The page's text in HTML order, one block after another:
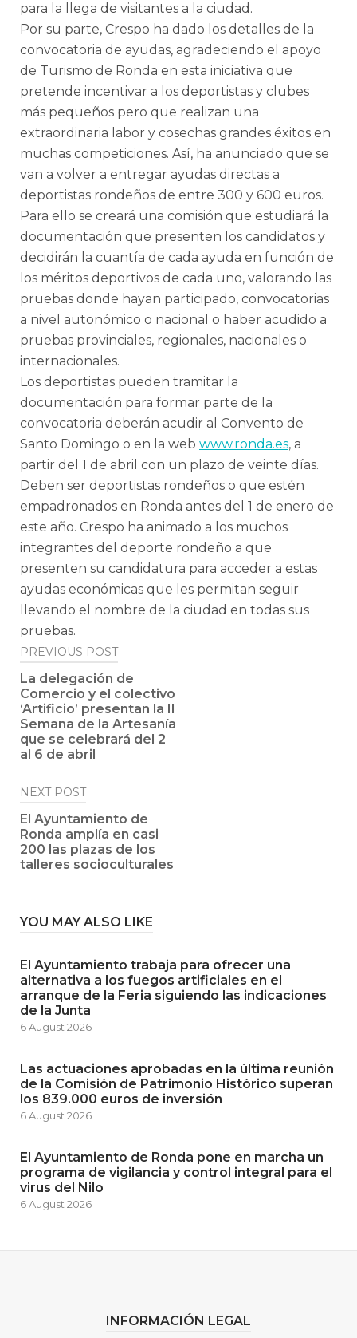
para la llega de visitantes a la ciudad.
Por su parte, Crespo ha dado los detalles de la
convocatoria de ayudas, agradeciendo el apoyo
de Turismo de Ronda en esta iniciativa que
pretende incentivar a los deportistas y clubes
más pequeños pero que realizan una
extraordinaria labor y cosechas grandes éxitos en
muchas competiciones. Así, ha anunciado que se
van a volver a entregar ayudas directas a
deportistas rondeños de entre 300 y 600 euros.
Para ello se creará una comisión que estudiará la
documentación que presenten los candidatos y
decidirán la cuantía de cada ayuda en función de
los méritos deportivos de cada uno, valorando las
pruebas donde hayan participado, convocatorias
a nivel autonómico o nacional o haber acudido a
pruebas provinciales, regionales, nacionales o
internacionales.
Los deportistas pueden tramitar la
documentación para formar parte de la
convocatoria deberán acudir al Convento de
Santo Domingo o en la web www.ronda.es, a
partir del 1 de abril con un plazo de veinte días.
Deben ser deportistas rondeños o que estén
empadronados en Ronda antes del 1 de enero de
este año. Crespo ha animado a los muchos
integrantes del deporte rondeño a que
presenten su candidatura para acceder a estas
ayudas económicas que les permitan seguir
llevando el nombre de la ciudad en todas sus
pruebas.
Post
navigation
PREVIOUS POST
La delegación de
Comercio y el colectivo
‘Artificio’ presentan la II
Semana de la Artesanía
que se celebrará del 2
al 6 de abril
NEXT POST
El Ayuntamiento de
Ronda amplía en casi
200 las plazas de los
talleres socioculturales
YOU MAY ALSO LIKE
El Ayuntamiento trabaja para ofrecer una
alternativa a los fuegos artificiales en el
arranque de la Feria siguiendo las indicaciones
de la Junta
6 August 2026
Las actuaciones aprobadas en la última reunión
de la Comisión de Patrimonio Histórico superan
los 839.000 euros de inversión
6 August 2026
El Ayuntamiento de Ronda pone en marcha un
programa de vigilancia y control integral para el
virus del Nilo
6 August 2026
INFORMACIÓN LEGAL